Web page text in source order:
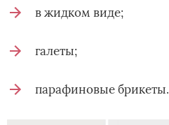
в жидком виде;
галеты;
парафиновые брикеты.